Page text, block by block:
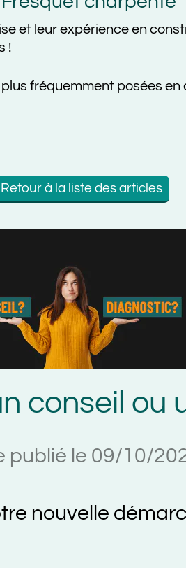
expérience en construction
posées en
la liste des articles
ou un
le 09/10/2025
démarche